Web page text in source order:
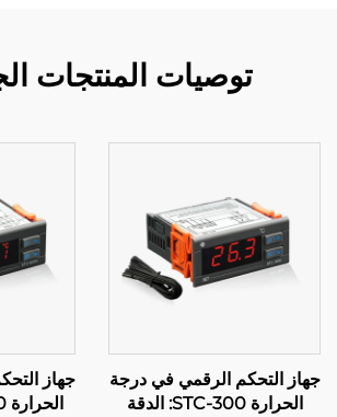
توصيات المنتجات
جهاز التحكم الرقمي في درجة
الحرارة STC-300: الدقة
جهاز